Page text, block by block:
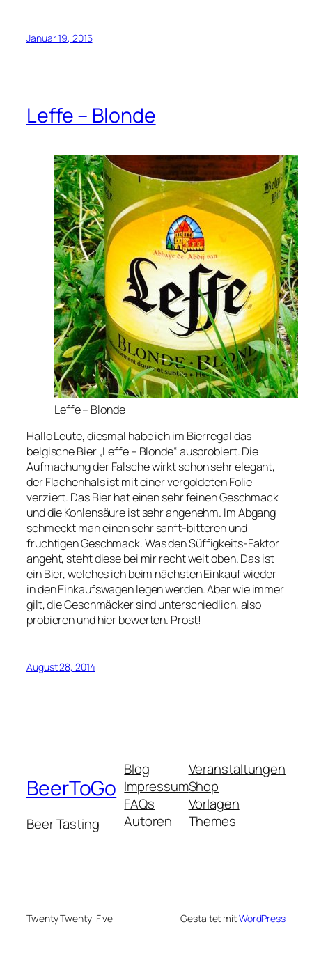
Januar 19, 2015
Leffe – Blonde
Leffe – Blonde
Hallo Leute, diesmal habe ich im Bierregal das
belgische Bier „Leffe – Blonde“ ausprobiert. Die
Aufmachung der Falsche wirkt schon sehr elegant,
der Flachenhals ist mit einer vergoldeten Folie
verziert. Das Bier hat einen sehr feinen Geschmack
und die Kohlensäure ist sehr angenehm. Im Abgang
schmeckt man einen sehr sanft-bitteren und
fruchtigen Geschmack. Was den Süffigkeits-Faktor
angeht, steht diese bei mir recht weit oben. Das ist
ein Bier, welches ich beim nächsten Einkauf wieder
in den Einkaufswagen legen werden. Aber wie immer
gilt, die Geschmäcker sind unterschiedlich, also
probieren und hier bewerten. Prost!
August 28, 2014
BeerToGo
Beer Tasting
Blog
Impressum
FAQs
Autoren
Veranstaltungen
Shop
Vorlagen
Themes
Twenty Twenty-Five Gestaltet mitWordPress